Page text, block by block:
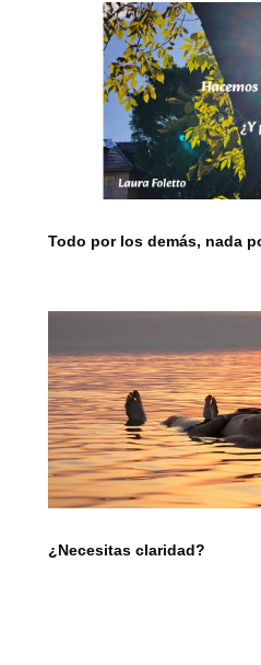
Todo por los demás, nada
¿Necesitas claridad?